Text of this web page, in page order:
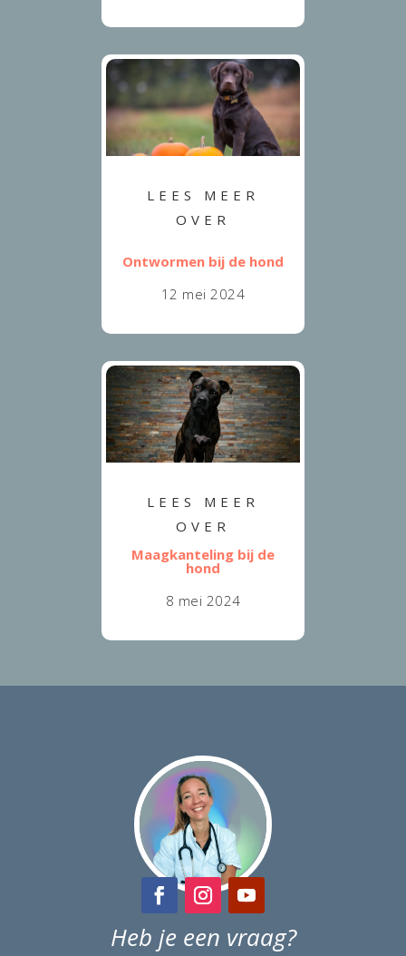
LEES MEER
OVER
Ontwormen bij de hond
12 mei 2024
LEES MEER
OVER
Maagkanteling bij de
hond
8 mei 2024
Heb je een vraag?